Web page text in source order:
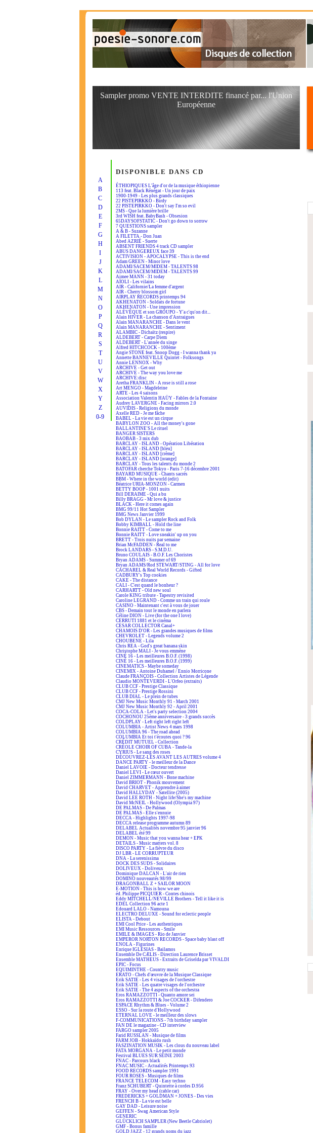
Sampler promo VENTE INTERDITE financé par... l'Union
Européenne
A
B
C
D
E
F
G
H
I
J
K
L
M
N
O
P
Q
R
S
T
U
V
W
X
Y
Z
0-9
DISPONIBLE DANS CD
ÉTHIOPIQUES L'âge d'or de la musique éthiopienne
113 feat. Black Rénégat - Un jour de paix
1900-1949 - Les plus grands classiques
22 PISTEPIRKKO - Birdy
22 PISTEPIRKKO - Don't say I'm so evil
2MS - Que la lumière brille
3rd WISH feat. BabyBash - Obsesion
65DAYSOFSTATIC - Don't go down to sorrow
7 QUESTIONS sampler
A & B - Suzanne
A FILETTA - Don Juan
Abed AZRIÉ - Suerte
ABSENT FRIENDS 4 track CD sampler
ABUS DANGEREUX face 39
ACTIVISION - APOCALYPSE - This is the end
Adam GREEN - Minor love
ADAMI/SACEM/MIDEM - TALENTS 98
ADAMI/SACEM/MIDEM - TALENTS 99
Aimee MANN - 31 today
AÏOLI - Les vilains
AIR - Californie/La femme d'argent
AIR - Cherry blossom girl
AIRPLAY RECORDS printemps 94
AKHENATON - Soldats de fortune
AKHENATON - Une impression
ALÉVÊQUE et son GROUPO - Y'a c'qu'on dit...
Alain HIVER - La chanson d'Antraigues
Alain MANARANCHE - Dans le vent
Alain MANARANCHE - Sentiment
ALAMBIC - Dichaïtz (respire)
ALDEBERT - Carpe Diem
ALDEBERT - L'année du singe
Alfred HITCHCOCK - 100ème
Angie STONE feat. Snoop Dogg - I wanna thank ya
Annette BANNEVILLE Quintet - Folksongs
Annie LENNOX - Why
ARCHIVE - Get out
ARCHIVE - The way you love me
ARCHIVE:disc
Aretha FRANKLIN - A rose is still a rose
Art MENGO - Magdeleine
ARTE - Les 4 saisons
Association Valentin HAÜY - Fables de la Fontaine
Audrey LAVERGNE - Facing mirrors 2.0
AUVIDIS - Religions du monde
Axelle RED - Je me fâche
BABEL - La vie est un cirque
BABYLON ZOO - All the money's gone
BALLANTINE'S Le rituel
BANGER SISTERS
BAOBAB - 3 mix dub
BARCLAY - ISLAND - Opération Libération
BARCLAY - ISLAND [bleu]
BARCLAY - ISLAND [crème]
BARCLAY - ISLAND [orange]
BARCLAY - Tous les talents du monde 2
BATOFAR cherche Tokyo - Paris 7-16 décembre 2001
BAYARD MUSIQUE - Chants sacrés
BBM - Where in the world (edit)
Béatrice URIA-MONZON - Carmen
BETTY BOOP - 1001 nuits
Bill DERAIME - Qui a bu
Billy BRAGG - Mr love & justice
BLACK - Here it comes again
BMG 99/11 Hot Sampler
BMG News Janvier 1999
Bob DYLAN - Le sampler Rock and Folk
Bobby KIMBALL - Hold the line
Bonnie RAITT - Come to me
Bonnie RAITT - Love sneakin' up on you
BRETT - Trois nuits par semaine
Brian McFADDEN - Real to me
Brock LANDARS - S.M.D.U.
Bruno COULAIS - B.O.F. Les Choristes
Bryan ADAMS - Summer of 69
Bryan ADAMS/Rod STEWART/STING - All for love
CACHAREL & Real World Records - Gifted
CADBURY's Top cookies
CAKE - The distance
CALI - C'est quand le bonheur ?
CARHARTT - Old new soul
Carole KING tribute - Tapestry revisited
Caroline LEGRAND - Comme un train qui roule
CASINO - Maintenant c'est à vous de jouer
CBS - Demain tout le monde en parlera
Céline DION - Live (for the one I love)
CERRUTI 1881 et le cinéma
CESAR COLLECTOR Canal+
CHAMOIS D'OR - Les grandes musiques de films
CHEVROLET - Legends volume 2
CHOUBENE - Lila
Chris REA - God's great banana skin
Christophe MALI - Je vous emmène
CINÉ 16 - Les meilleures B.O.F. (1998)
CINÉ 16 - Les meilleures B.O.F. (1999)
CINEMATICS - Maybe someday
CINEMIX - Antoine Duhamel / Ennio Morricone
Claude FRANÇOIS - Collection Artistes de Légende
Claudio MONTEVERDI - L'Orfeo (extraits)
CLUB CCF - Prestige Classique
CLUB CCF - Prestige Rossini
CLUB DIAL - Le plein de tubes
CMJ New Music Monthly 91 - March 2001
CMJ New Music Monthly 92 - April 2001
COCA-COLA - Let's party selection 2004
COCHONOU 25ème anniversaire - 3 grands succès
COLDPLAY - Left right left right left
COLUMBIA - Artist News 4 mars 1998
COLUMBIA 96 - The road ahead
COLUMBIA Et toi t'écoutes quoi ? 96
CRÉDIT MUTUEL - Collection
CRÉOLE CHOIR OF CUBA - Tande-la
CYRIUS - Le sang des roses
DÉCOUVREZ-LES AVANT LES AUTRES volume 4
DANCE PARTY - le meilleur de la Dance
Daniel LAVOIE - Docteur tendresse
Daniel LEVI - Le cœur ouvert
Daniel ZIMMERMANN - Bone machine
David BRIOT - Phonik mouvement
David CHARVET - Apprendre à aimer
David HALLYDAY - Satellite (2005)
David LEE ROTH - Night life/She's my machine
David McNEIL - Hollywood (Olympia 97)
DE PALMAS - De Palmas
DE PALMAS - Elle s'ennuie
DECCA - Highlights 1997-98
DECCA release programme autumn 89
DELABEL Actualités novembre 95 janvier 96
DELABEL été 99
DEMON - Music that you wanna hear + EPK
DETAILS - Music matters vol. 8
DISCO PARTY - La fièvre du disco
DJ LBR - LE CORRUPTEUR
DNA - La serenissima
DOCK DES SUDS - Solidaires
DOLIVEUX - Doliveux
Dominique DALCAN - L'air de rien
DOMINO nouveautés 98/99
DRAGONBALL Z + SAILOR MOON
E-MOTION - This is how we are
éd. Philippe PICQUIER - Contes chinois
Eddy MITCHELL/NEVILLE Brothers - Tell it like it is
EDEL Collection 96 acte 1
Edouard LALO - Namouna
ELECTRO DELUXE - Sound for eclectic people
ELISTA - Debout
EMI Cool Price - Les authentiques
EMI Music Ressources - Smile
EMILE & IMAGES - Rio de Janvier
EMPEROR NORTON RECORDS - Space baby blast off
ENOLA - Figurines
Enrique IGLESIAS - Bailamos
Ensemble De CÆLIS - Direction Laurence Brisset
Ensemble MATHEUS - Extraits de Griselda par VIVALDI
EPIC - Focus
EQUIMINTHE - Country music
ERATO - Chefs d'œuvre de la Musique Classique
Erik SATIE - Les 4 visages de l'orchestre
Erik SATIE - Les quatre visages de l'orchestre
Erik SATIE - The 4 aspects of the orchestra
Eros RAMAZZOTTI - Quanto amore sei
Eros RAMAZZOTTI & Joe COCKER - Difendero
ESPACE Rhythm & Blues - Volume 2
ESSO - Sur la route d'Hollywood
ETERNAL LOVE - le meilleur des slows
F-COMMUNICATIONS - 7th birthday sampler
FAN DE le magazine - CD interview
FARGO sampler 2005
Farid RUSSLAN - Musique de films
FARM JOB - Hokkaïdo rush
FASZINATION MUSIK - Les clous du nouveau label
FATA MORGANA - Le petit monde
Festival BLUES SUR SEINE 2003
FNAC - Parcours black
FNAC MUSIC - Actualités Printemps 93
FOOD RECORDS sampler 1991
FOUR ROSES - Musiques de films
FRANCE TELECOM - Easy techno
Franz SCHUBERT - Quintette à cordes D.956
FRAY - Over my head (cable car)
FREDERICKS + GOLDMAN + JONES - Des vies
FRENCH B - La vie est belle
GAY DAD - Leisure noise
GEFFEN - Swag American Style
GENERIC
GLÜCKLICH SAMPLER (New Beetle Cabriolet)
GMF - Bonus famille
GOLD JAZZ - 12 grands noms du jazz